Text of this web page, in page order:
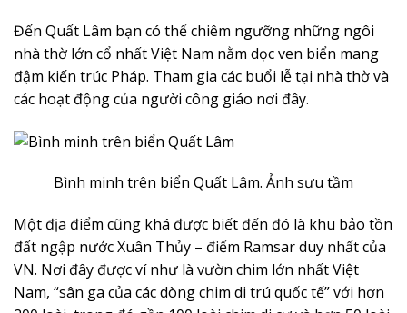
Đến Quất Lâm bạn có thể chiêm ngưỡng những ngôi
nhà thờ lớn cổ nhất Việt Nam nằm dọc ven biển mang
đậm kiến trúc Pháp. Tham gia các buổi lễ tại nhà thờ và
các hoạt động của người công giáo nơi đây.
Bình minh trên biển Quất Lâm. Ảnh sưu tầm
Một địa điểm cũng khá được biết đến đó là khu bảo tồn
đất ngập nước Xuân Thủy – điểm Ramsar duy nhất của
VN. Nơi đây được ví như là vườn chim lớn nhất Việt
Nam, “sân ga của các dòng chim di trú quốc tế” với hơn